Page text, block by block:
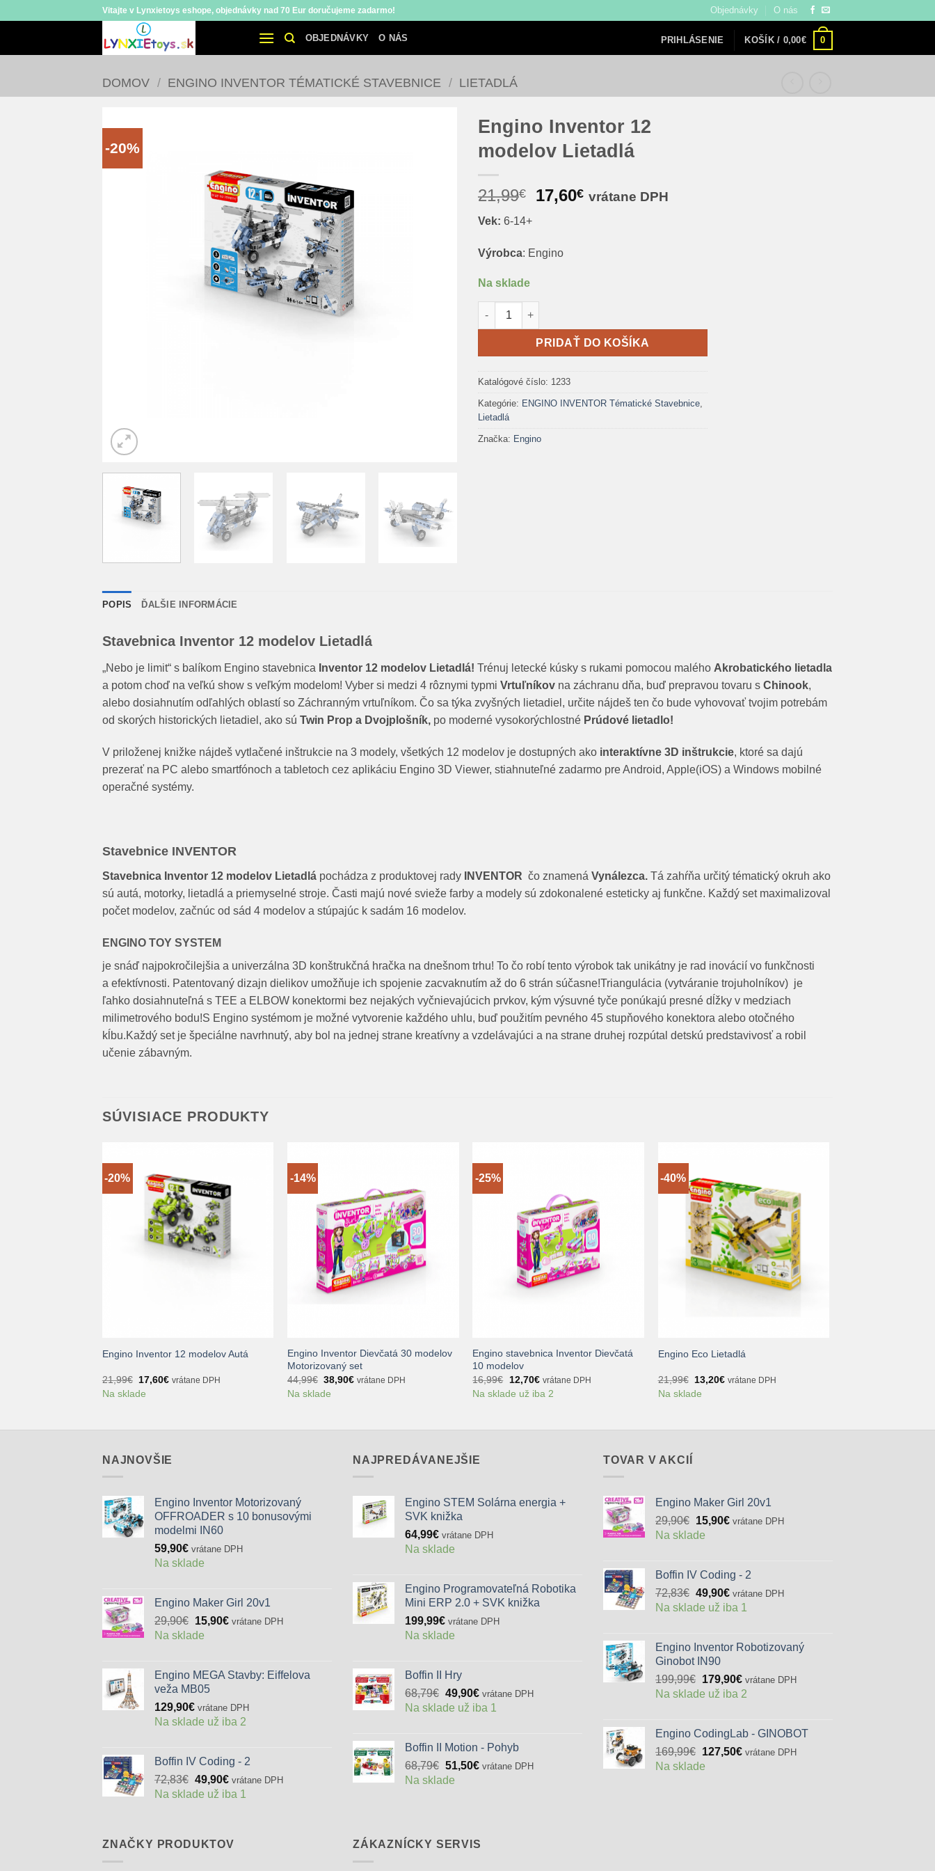
Vitajte v Lynxietoys eshope, objednávky nad 70 Eur doručujeme zadarmo! Objednávky O nás
OBJEDNÁVKY O NÁS PRIHLÁSENIE KOŠÍK / 0,00€ 0
DOMOV / ENGINO INVENTOR TÉMATICKÉ STAVEBNICE / LIETADLÁ
-20%
Engino Inventor 12
modelov Lietadlá
21,99€
Pôvodná
21,99€.
17,60€Aktuálna
vrátane DPH
Vek: 6-14+
Výrobca: Engino
Na sklade
množstvo Engino Inventor 12 modelov Lietadlá
PRIDAŤ DO KOŠÍKA
Katalógové číslo: 1233
Kategórie: ENGINO INVENTOR Tématické Stavebnice
Lietadlá
Značka: Engino
POPIS ĎALŠIE INFORMÁCIE
Stavebnica Inventor 12 modelov Lietadlá
„Nebo je limit“ s balíkom Engino stavebnica Inventor 12 modelov Lietadlá! Trénuj letecké kúsky s rukami pomocou malého Akrobatického lietadla
a potom choď na veľkú show s veľkým modelom! Vyber si medzi 4 rôznymi typmi Vrtuľníkov na záchranu dňa, buď prepravou tovaru s Chinook,
alebo dosiahnutím odľahlých oblastí so Záchranným vrtuľníkom. Čo sa týka zvyšných lietadiel, určite nájdeš ten čo bude vyhovovať tvojim potrebám
od skorých historických lietadiel, ako sú Twin Prop a Dvojplošník, po moderné vysokorýchlostné Prúdové lietadlo!
V priloženej knižke nájdeš vytlačené inštrukcie na 3 modely, všetkých 12 modelov je dostupných ako interaktívne 3D inštrukcie, ktoré sa dajú
prezerať na PC alebo smartfónoch a tabletoch cez aplikáciu Engino 3D Viewer, stiahnuteľné zadarmo pre Android, Apple(iOS) a Windows mobilné
operačné systémy.
Stavebnice INVENTOR
Stavebnica Inventor 12 modelov Lietadlá pochádza z produktovej rady INVENTOR čo znamená Vynálezca. Tá zahŕňa určitý tématický okruh ako
sú autá, motorky, lietadlá a priemyselné stroje. Časti majú nové svieže farby a modely sú zdokonalené esteticky aj funkčne. Každý set maximalizoval
počet modelov, začnúc od sád 4 modelov a stúpajúc k sadám 16 modelov.
ENGINO TOY SYSTEM
je snáď najpokročilejšia a univerzálna 3D konštrukčná hračka na dnešnom trhu! To čo robí tento výrobok tak unikátny je rad inovácií vo funkčnosti
a efektívnosti. Patentovaný dizajn dielikov umožňuje ich spojenie zacvaknutím až do 6 strán súčasne!Triangulácia (vytváranie trojuholníkov) je
ľahko dosiahnuteľná s TEE a ELBOW konektormi bez nejakých vyčnievajúcich prvkov, kým výsuvné tyče ponúkajú presné dĺžky v medziach
milimetrového bodu!S Engino systémom je možné vytvorenie každého uhlu, buď použitím pevného 45 stupňového konektora alebo otočného
kĺbu.Každý set je špeciálne navrhnutý, aby bol na jednej strane kreatívny a vzdelávajúci a na strane druhej rozpútal detskú predstavivosť a robil
učenie zábavným.
SÚVISIACE PRODUKTY
-20%
Engino Inventor 12 modelov Autá
21,99€ Pôvodná
cena
bola:
17,60€Aktuálna
vrátane DPH
Na sklade
-14%
Engino Inventor Dievčatá 30 modelov
Motorizovaný set
44,99€ Pôvodná
cena
bola:
38,90€Aktuálna
vrátane DPH
Na sklade
-25%
Engino stavebnica Inventor Dievčatá
10 modelov
16,99€
Pôvodná
cena
bola:
12,70€Aktuálna
cena
je:
vrátane DPH
Na sklade už iba 2
-40%
Engino Eco Lietadlá
21,99€ Pôvodná
cena
bola:
13,20€Aktuálna
vrátane DPH
Na sklade
NAJNOVŠIE
Engino Inventor Motorizovaný
OFFROADER s 10 bonusovými
modelmi IN60
59,90€ vrátane DPH
Na sklade
Engino Maker Girl 20v1
29,90€ Pôvodná
cena
15,90€Aktuálna
vrátane DPH
Na sklade
Engino MEGA Stavby: Eiffelova
veža MB05
129,90€ vrátane DPH
Na sklade už iba 2
Boffin IV Coding - 2
72,83€ Pôvodná
cena
49,90€Aktuálna
cena
vrátane DPH
Na sklade už iba 1
NAJPREDÁVANEJŠIE
Engino STEM Solárna energia +
SVK knižka
64,99€ vrátane DPH
Na sklade
Engino Programovateľná Robotika
Mini ERP 2.0 + SVK knižka
199,99€ vrátane DPH
Na sklade
Boffin II Hry
68,79€ Pôvodná
cena
49,90€Aktuálna
cena
vrátane DPH
Na sklade už iba 1
Boffin II Motion - Pohyb
68,79€ Pôvodná
cena
51,50€Aktuálna
vrátane DPH
Na sklade
TOVAR V AKCIÍ
Engino Maker Girl 20v1
29,90€ Pôvodná
cena
15,90€Aktuálna
vrátane DPH
Na sklade
Boffin IV Coding - 2
72,83€ Pôvodná
cena
49,90€Aktuálna
cena
vrátane DPH
Na sklade už iba 1
Engino Inventor Robotizovaný
Ginobot IN90
199,99€ Pôvodná
cena
179,90€Aktuálna
cena
vrátane DPH
Na sklade už iba 2
Engino CodingLab - GINOBOT
169,99€ Pôvodná
cena
127,50€Aktuálna
vrátane DPH
Na sklade
ZNAČKY PRODUKTOV ZÁKAZNÍCKY SERVIS